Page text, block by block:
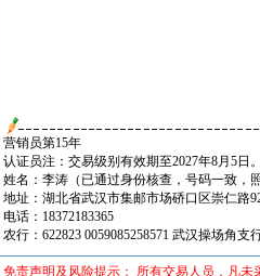
营销员第15年
认证员注：交易级别有效期至2027年8月5日
姓名：李涛（已通过身份核查，号码一致，
地址：湖北省武汉市集邮市场硚口区崇仁路
电话：18372183365
农行：622823 0059085258571 武汉操场角支
免责声明及风险提示： 所有交易人员，凡